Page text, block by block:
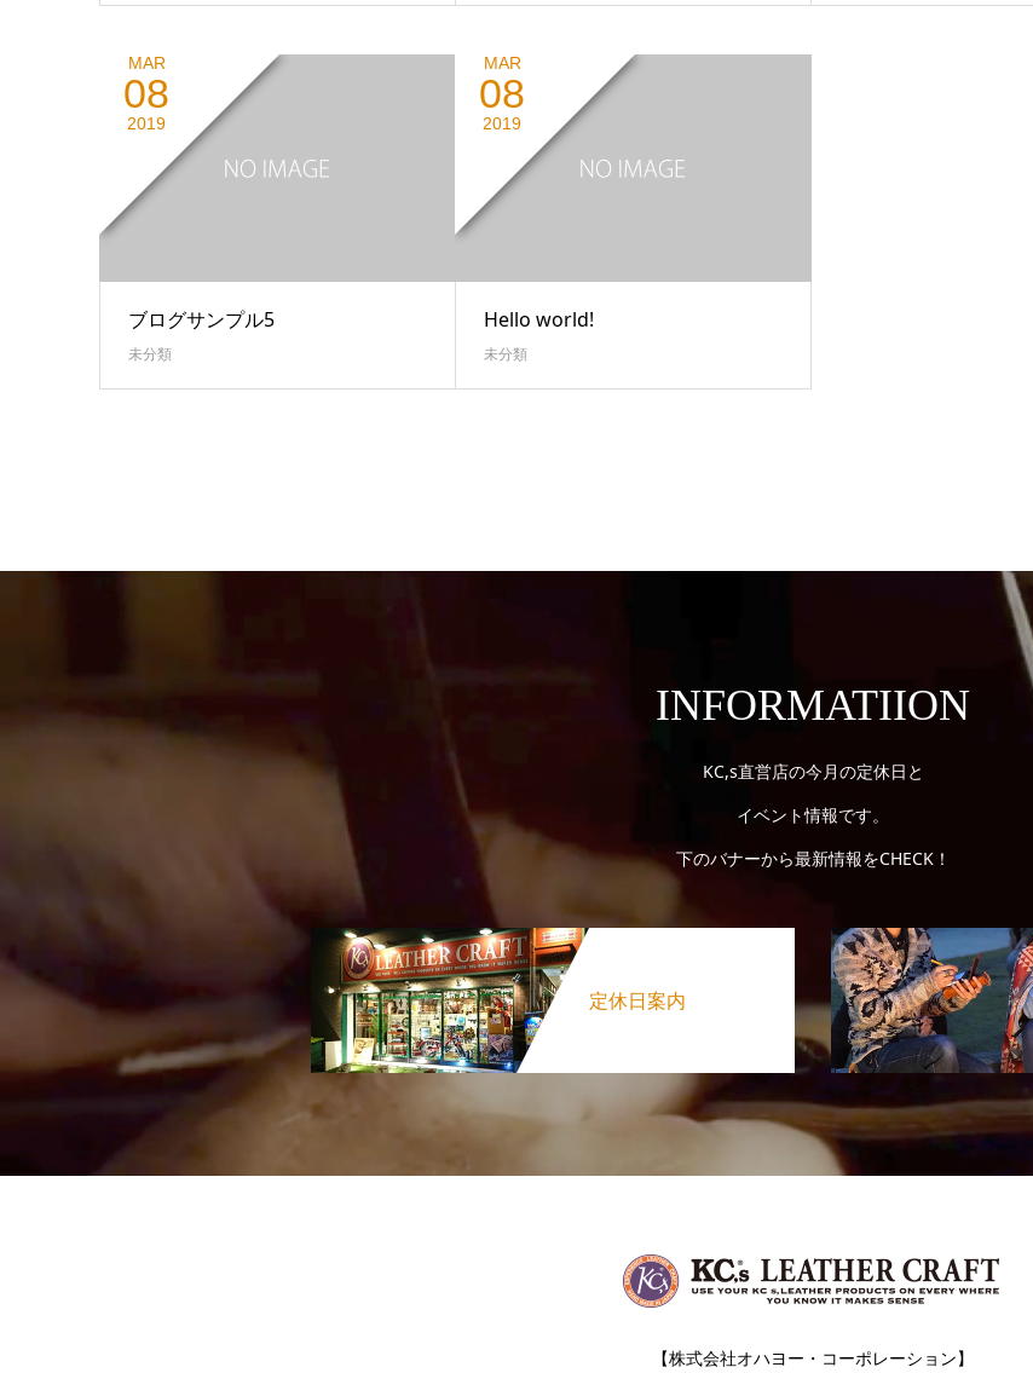
MAR
08
2019
ブログサンプル5
未分類
MAR
08
2019
Hello world!
未分類
INFORMATIION
KC,s直営店の今月の定休日と
イベント情報です。
下のバナーから最新情報をCHECK！
定休日案内
【株式会社オハヨー・コーポレーション】